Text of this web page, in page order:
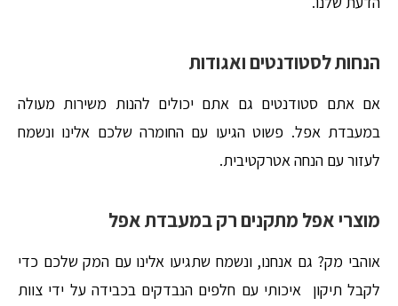
הנחות לסטודנטים ואגודות
אם אתם סטודנטים גם אתם יכולים להנות משירות מעולה
במעבדת אפל. פשוט הגיעו עם החומרה שלכם אלינו ונשמח
לעזור עם הנחה אטרקטיבית.
מוצרי אפל מתקנים רק במעבדת אפל
אוהבי מק? גם אנחנו, ונשמח שתגיעו אלינו עם המק שלכם כדי
לקבל תיקון איכותי עם חלפים הנבדקים בכבידה על ידי צוות